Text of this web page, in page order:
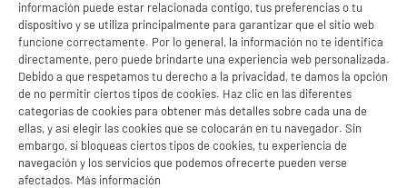
★★★★★
★★★★★
4.5 /5 (187)
compare_product
Impresora Multifunción EcoTank EPSON ET-2861
Más productos :
Wifi : Sí
dúplex automático : No
159€96
Pago aplazos
Con el fin de mejorar tu experiencia, y tras tu consentimiento, ELECTRO DEPOT
y sus socios utilizan cookies que procesan tus datos personales para:
- compartir contenido adaptado a tus preferencias
- ofrecer publicidad y comunicaciones personalizadas
- facilitar el intercambio de contenido en las redes sociales
- analizar el tráfico en nuestro sitio web Consulta la política de cookies.
Consulta la política de cookies..
Si aceptas, la experiencia será aún mejor. Si no acepta, se utilizarán cookies
estadísticas anónimas basadas en tu navegación. Puedes oponerte a su uso
gestionando sus cookies.
¡Buena visita!
información puede estar relacionada contigo, tus preferencias o tu
dispositivo y se utiliza principalmente para garantizar que el sitio web
funcione correctamente. Por lo general, la información no te identifica
directamente, pero puede brindarte una experiencia web personalizada.
Debido a que respetamos tu derecho a la privacidad, te damos la opción
de no permitir ciertos tipos de cookies. Haz clic en las diferentes
categorías de cookies para obtener más detalles sobre cada una de
ellas, y así elegir las cookies que se colocarán en tu navegador. Sin
embargo, si bloqueas ciertos tipos de cookies, tu experiencia de
navegación y los servicios que podemos ofrecerte pueden verse
afectados. Más información